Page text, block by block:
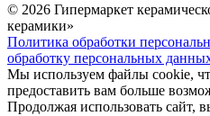
© 2026 Гипермаркет
керамики»
Политика обработки
обработку персональных
Мы используем файлы cookie,
предоставить вам больше
Продолжая использовать сайт,